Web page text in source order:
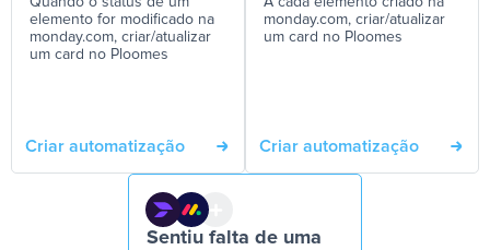
elemento for modificado na
monday.com, criar/atualizar
um card no Ploomes
Criar automatização
monday.com, criar/atualizar
um card no Ploomes
Criar automatização
Sentiu falta de uma